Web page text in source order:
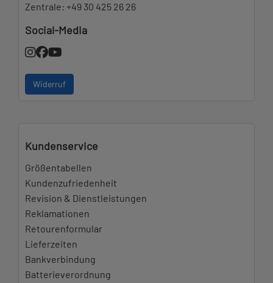
Zentrale: +49 30 425 26 26
Social-Media
Widerruf
Kundenservice
Größentabellen
Kundenzufriedenheit
Revision & Dienstleistungen
Reklamationen
Retourenformular
Lieferzeiten
Bankverbindung
Batterieverordnung